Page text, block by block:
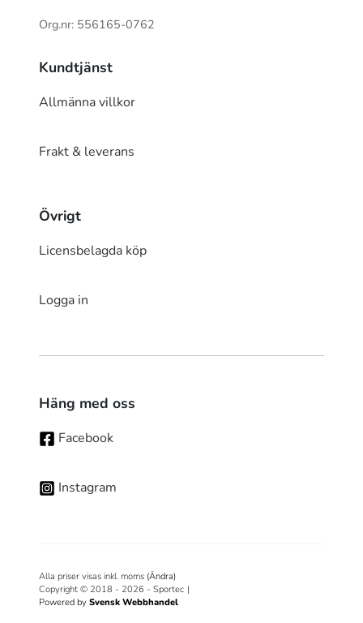
Org.nr: 556165-0762
Kundtjänst
Allmänna villkor
Frakt & leverans
Övrigt
Licensbelagda köp
Logga in
Häng med oss
Facebook
Instagram
Alla priser visas inkl. moms (Ändra)
Copyright © 2018 - 2026 - Sportec |
Powered by Svensk Webbhandel